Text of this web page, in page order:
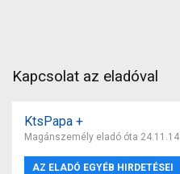
Kapcsolat az eladóval
KtsPapa +
Magánszemély eladó óta 24.11.14
AZ ELADÓ EGYÉB HIRDETÉSEI